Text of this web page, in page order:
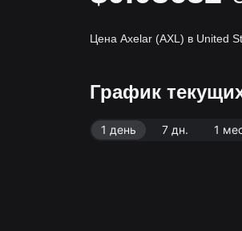
Цена Axelar (AXL) в United
График
1 день 7 дн. 1